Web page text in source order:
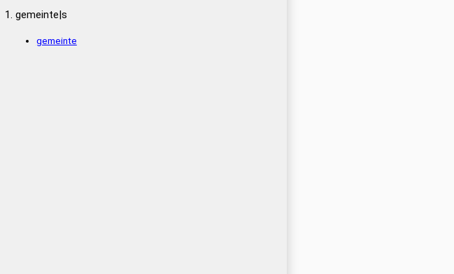
gemeinte|s
gemeinte